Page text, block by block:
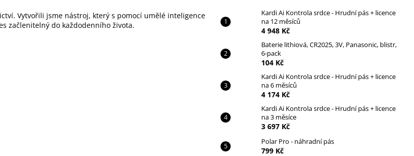
Vytvořili jsme nástroj, který s pomocí umělé inteligence
začlenitelný do každodenního života.
Kardi Ai Kontrola srdce - Hrudní pás + licence
na 12 měsíců
4 948 Kč
Baterie lithiová, CR2025, 3V, Panasonic, blistr,
6-pack
104 Kč
Kardi Ai Kontrola srdce - Hrudní pás + licence
na 6 měsíců
4 174 Kč
Kardi Ai Kontrola srdce - Hrudní pás + licence
na 3 měsíce
3 697 Kč
Polar Pro - náhradní pás
799 Kč